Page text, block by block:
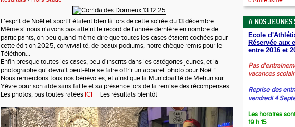
L'esprit de Noël et sportif étaient bien là lors de cette soirée du 13 décembre.
Même si nous n'avons pas atteint le record de l'année dernière en nombre de
participants, on peu quand même dire que toutes les cases étaient cochées pour
cette édition 2025, convivialité, de beaux podiums, notre chèque remis pour le
Téléthon...
Enfin presque toutes les cases, peu d'inscrits dans les catégories jeunes, et la
photographe qui devrait peut-être se faire offrir un appareil photo pour Noël !
Nous remercions tous nos bénévoles, et ainsi que la Municipalité de Mehun sur
Yèvre pour son aide sans faille et sa présence lors de la remise des récompenses.
Les photos, pas toutes ratées ICI Les résultats bientôt
A NOS JEUNES
Ecole
Réservée aux
entre 2016 et
Pas
vacances
Reprise des
vendredi 4
Les horaires
19 h 15